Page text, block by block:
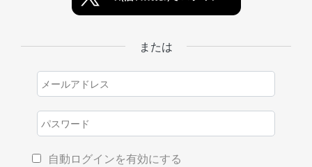
または
自動ログインを有効にする